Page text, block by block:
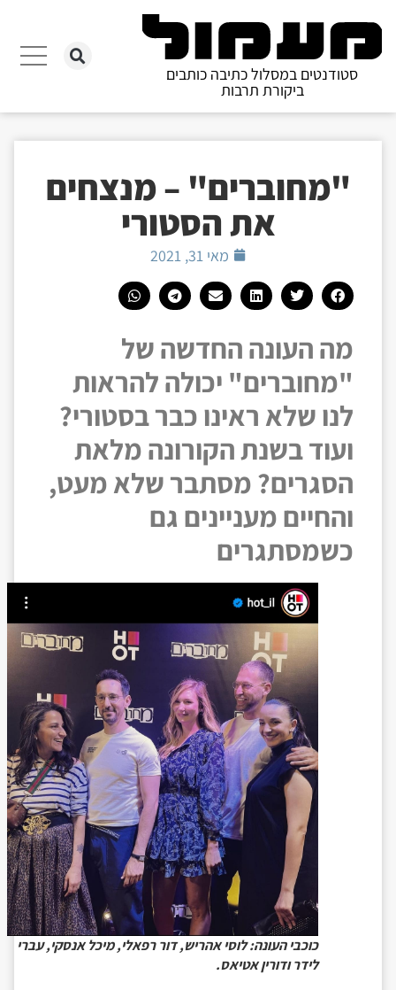
סטודנטים במסלול כתיבה כותבים
ביקורת תרבות
"מחוברים" – מנצחים
את הסטורי
מאי 31, 2021
מה העונה החדשה של
"מחוברים" יכולה להראות
לנו שלא ראינו כבר בסטורי?
ועוד בשנת הקורונה מלאת
הסגרים? מסתבר שלא מעט,
והחיים מעניינים גם
כשמסתגרים
כוכבי העונה: לוסי אהריש, דור רפאלי, מיכל אנסקי, עברי
לידר ודורין אטיאס.